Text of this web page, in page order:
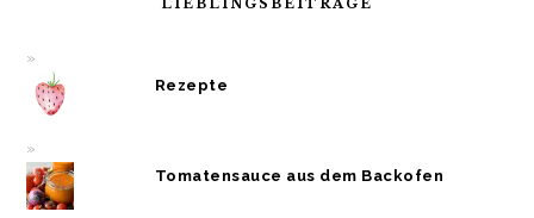
LIEBLINGSBEITRÄGE
Rezepte
Tomatensauce aus dem Backofen